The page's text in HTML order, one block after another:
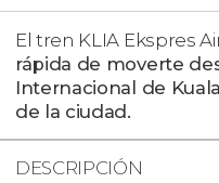
El tren KLIA Ekspres
rápida de moverte
Internacional de
de la ciudad.
DESCRIPCIÓN